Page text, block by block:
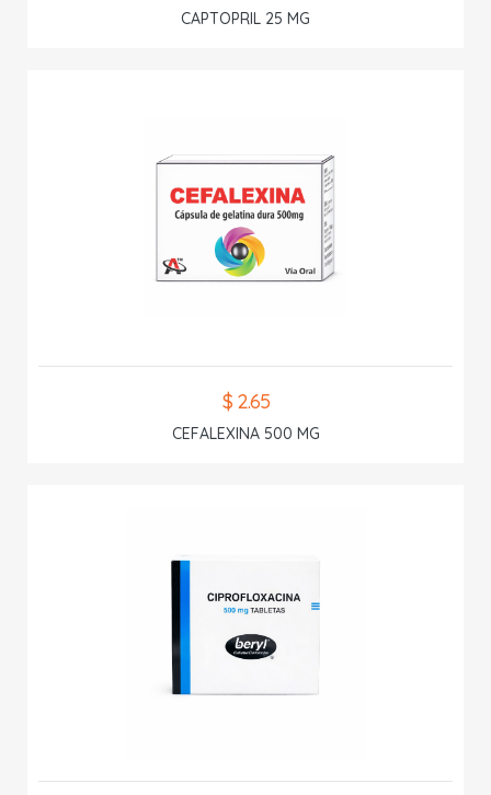
CAPTOPRIL 25 MG
$ 2.65
CEFALEXINA 500 MG